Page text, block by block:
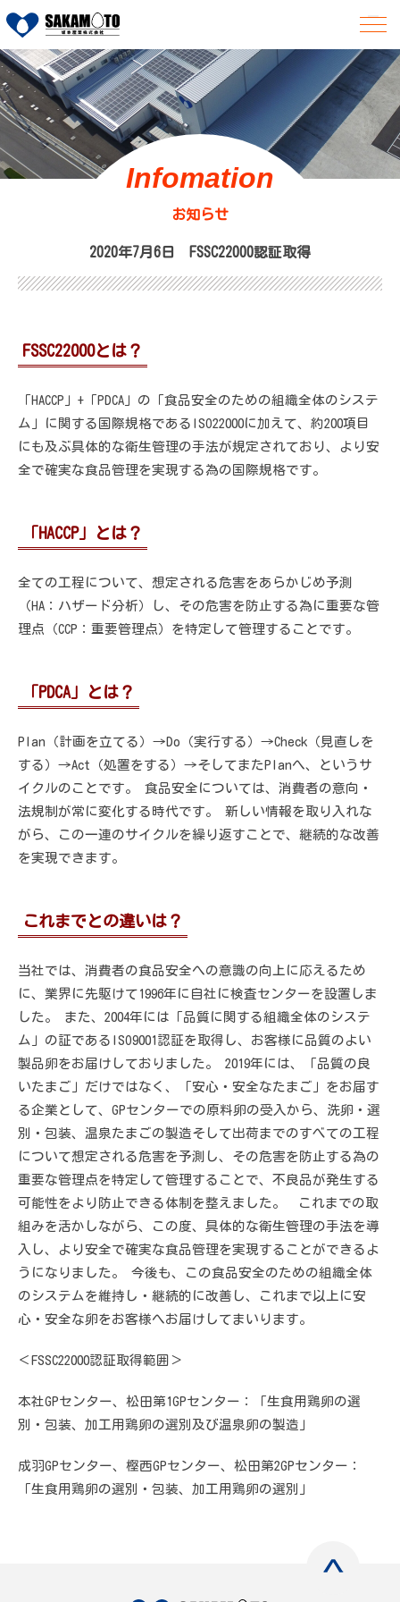
Infomation
お知らせ
2020年7月6日 FSSC22000認証取得
FSSC22000とは？
「HACCP」+「PDCA」の「食品安全のための組織全体のシステ
ム」に関する国際規格であるISO22000に加えて、約200項目
にも及ぶ具体的な衛生管理の手法が規定されており、より安
全で確実な食品管理を実現する為の国際規格です。
「HACCP」とは？
全ての工程について、想定される危害をあらかじめ予測
（HA：ハザード分析）し、その危害を防止する為に重要な管
理点（CCP：重要管理点）を特定して管理することです。
「PDCA」とは？
Plan（計画を立てる）→Do（実行する）→Check（見直しを
する）→Act（処置をする）→そしてまたPlanへ、というサ
イクルのことです。 食品安全については、消費者の意向・
法規制が常に変化する時代です。 新しい情報を取り入れな
がら、この一連のサイクルを繰り返すことで、継続的な改善
を実現できます。
これまでとの違いは？
当社では、消費者の食品安全への意識の向上に応えるため
に、業界に先駆けて1996年に自社に検査センターを設置しま
した。 また、2004年には「品質に関する組織全体のシステ
ム」の証であるISO9001認証を取得し、お客様に品質のよい
製品卵をお届けしておりました。 2019年には、「品質の良
いたまご」だけではなく、「安心・安全なたまご」をお届す
る企業として、GPセンターでの原料卵の受入から、洗卵・選
別・包装、温泉たまごの製造そして出荷までのすべての工程
について想定される危害を予測し、その危害を防止する為の
重要な管理点を特定して管理することで、不良品が発生する
可能性をより防止できる体制を整えました。 これまでの取
組みを活かしながら、この度、具体的な衛生管理の手法を導
入し、より安全で確実な食品管理を実現することができるよ
うになりました。 今後も、この食品安全のための組織全体
のシステムを維持し・継続的に改善し、これまで以上に安
心・安全な卵をお客様へお届けしてまいります。
＜FSSC22000認証取得範囲＞
本社GPセンター、松田第1GPセンター：「生食用鶏卵の選
別・包装、加工用鶏卵の選別及び温泉卵の製造」
成羽GPセンター、樫西GPセンター、松田第2GPセンター：
「生食用鶏卵の選別・包装、加工用鶏卵の選別」